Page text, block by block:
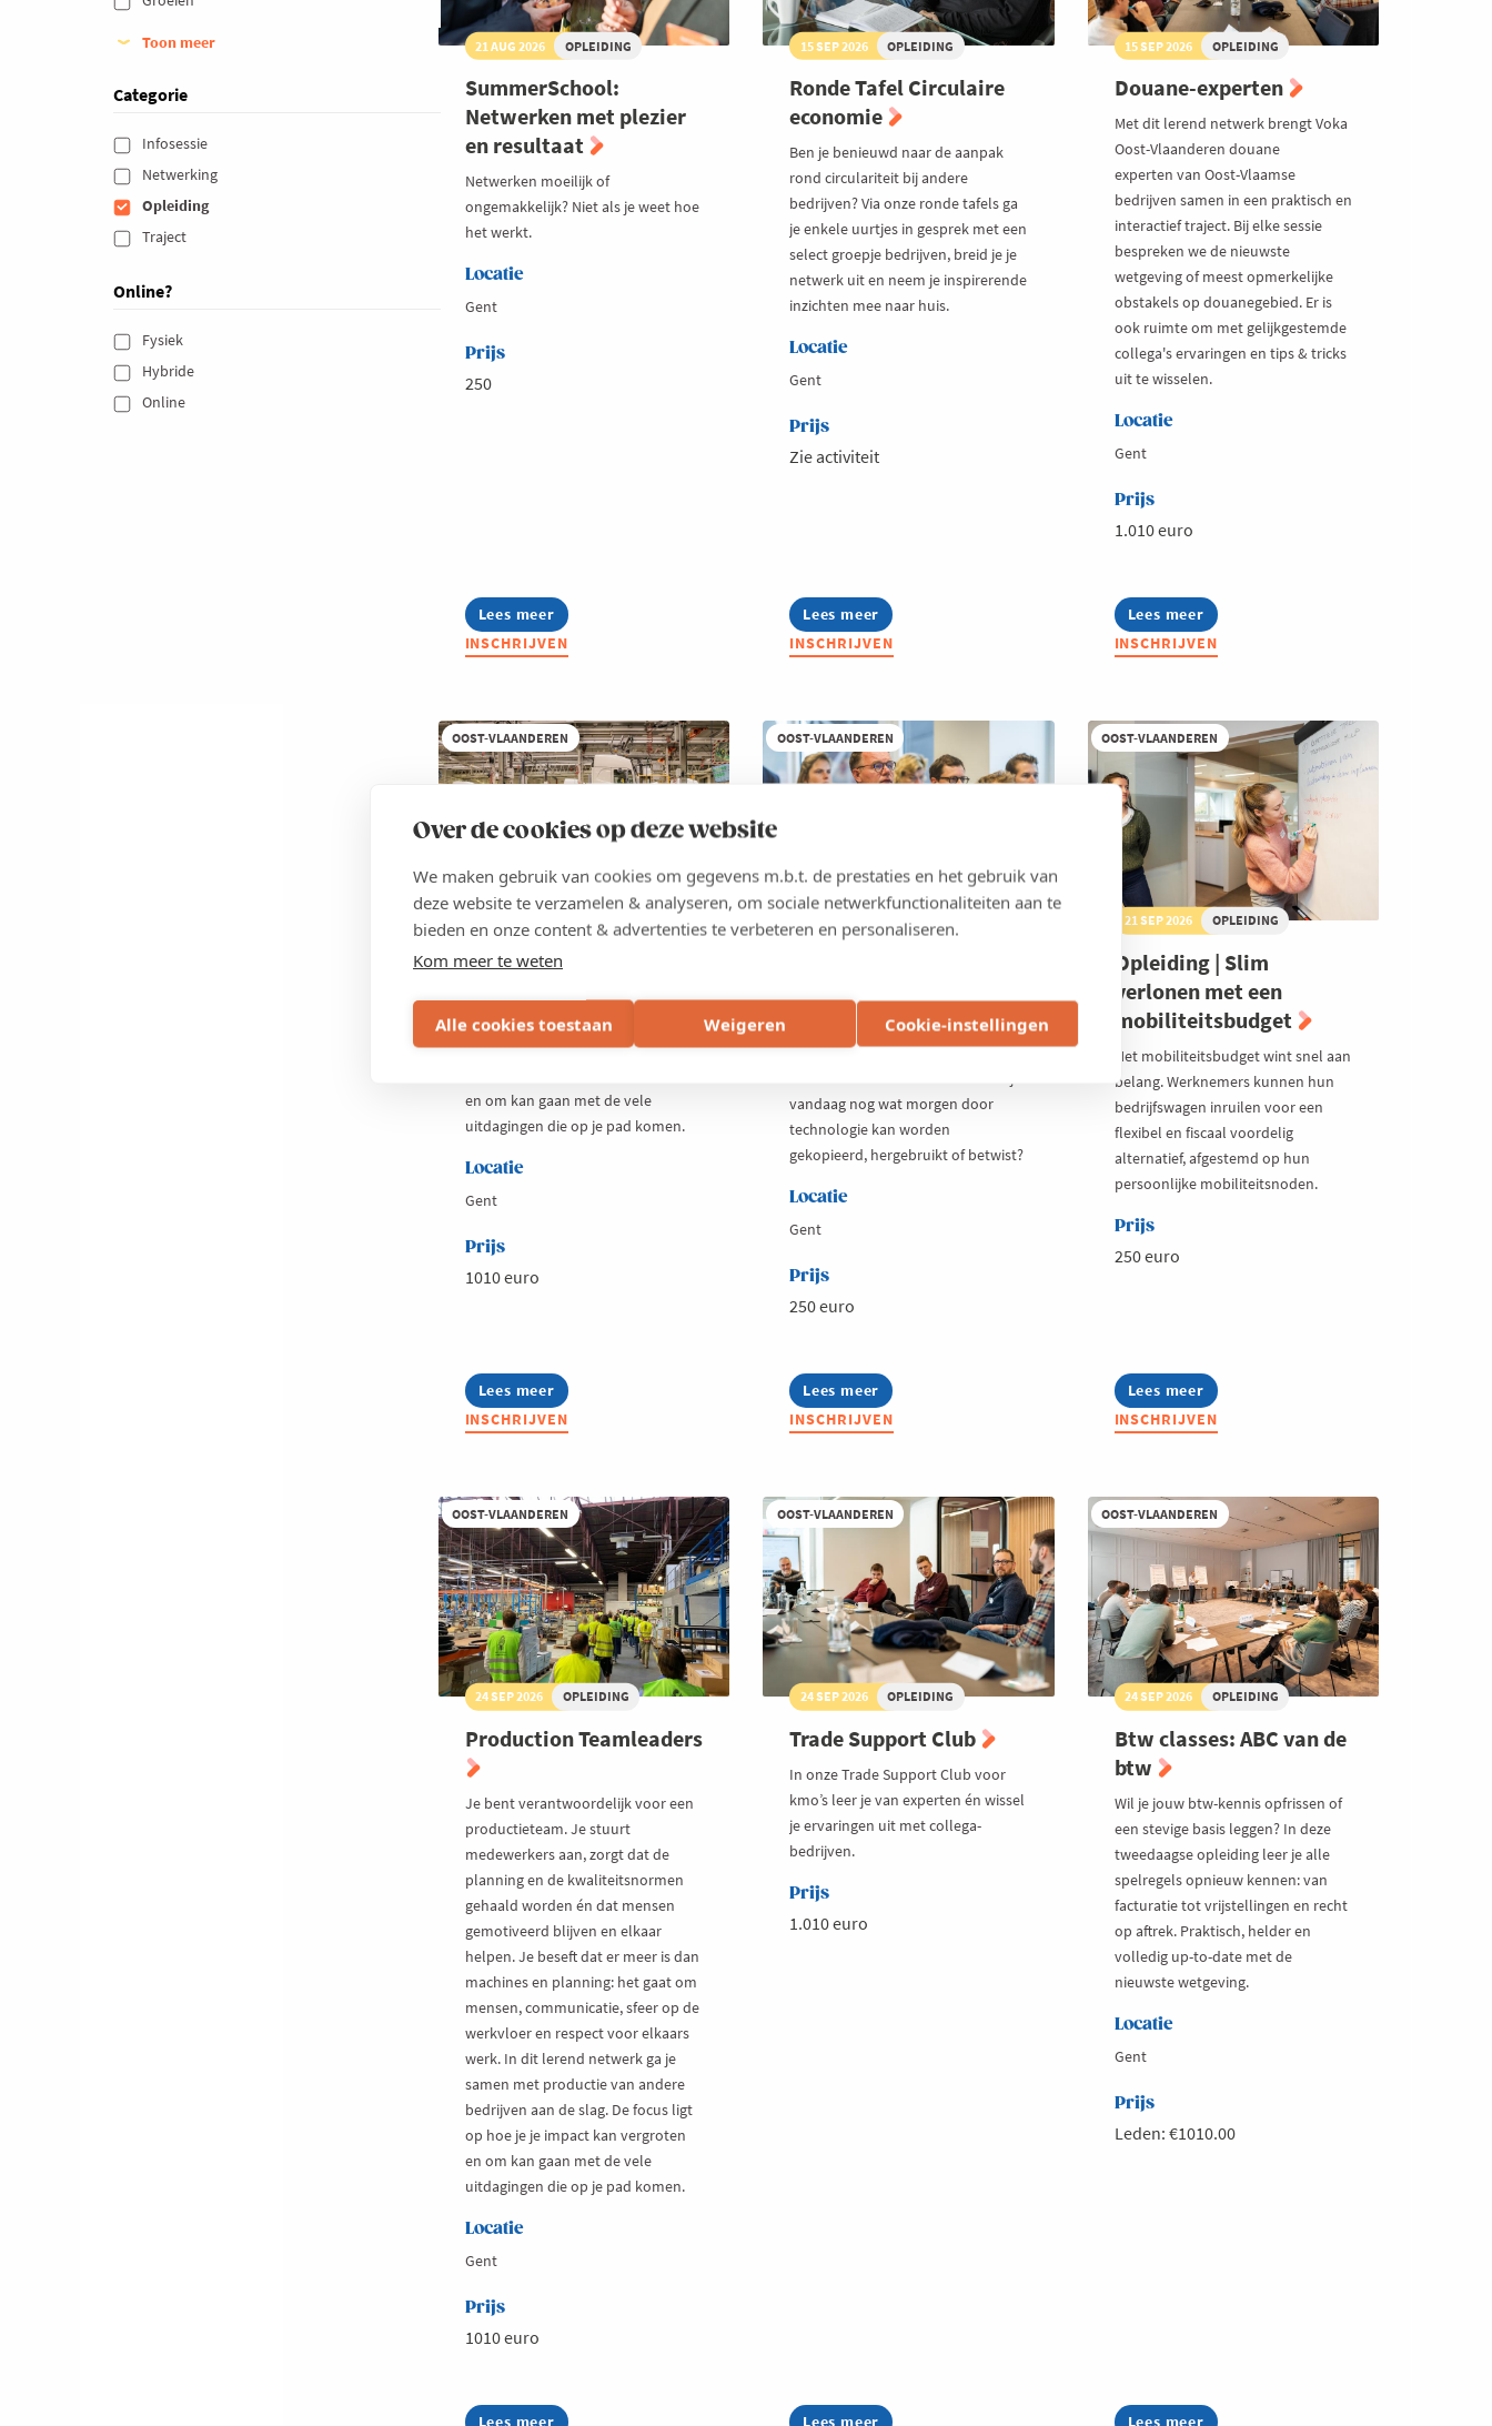
Over de cookies op deze website
We maken gebruik van cookies om gegevens m.b.t. de prestaties en het gebruik van
deze website te verzamelen & analyseren, om sociale netwerkfunctionaliteiten aan te
bieden en onze content & advertenties te verbeteren en personaliseren.
Kom meer te weten
Alle cookies toestaan Weigeren Cookie-instellingen
Toon meer
Categorie
Infosessie
Netwerking
Opleiding
Traject
Online?
Fysiek
Hybride
Online
21 AUG 2026 OPLEIDING
SummerSchool:
Netwerken met plezier
en resultaat
Netwerken moeilijk of
ongemakkelijk? Niet als je weet hoe
het werkt.
Locatie
Gent
Prijs
250
Lees meer
about
SummerSchool:
Netwerken
resultaat
INSCHRIJVEN
15 SEP 2026 OPLEIDING
Ronde Tafel Circulaire
economie
Ben je benieuwd naar de aanpak
rond circulariteit bij andere
bedrijven? Via onze ronde tafels ga
je enkele uurtjes in gesprek met een
select groepje bedrijven, breid je je
netwerk uit en neem je inspirerende
inzichten mee naar huis.
Locatie
Gent
Prijs
Zie activiteit
Lees meer
about
Ronde
Tafel
INSCHRIJVEN
15 SEP 2026 OPLEIDING
Douane-experten
Met dit lerend netwerk brengt Voka
Oost-Vlaanderen douane
experten van Oost-Vlaamse
bedrijven samen in een praktisch en
interactief traject. Bij elke sessie
bespreken we de nieuwste
wetgeving of meest opmerkelijke
obstakels op douanegebied. Er is
ook ruimte om met gelijkgestemde
collega's ervaringen en tips & tricks
uit te wisselen.
Locatie
Gent
Prijs
1.010 euro
Lees meer
about
Douane-
experten
INSCHRIJVEN
OOST-VLAANDEREN
OPLEIDING
Productiemanagers
In dit lerend netwerk ga je samen
met productiemanagers van andere
bedrijven aan de slag. De focus ligt
en om kan gaan met de vele
uitdagingen die op je pad komen.
Locatie
Gent
Prijs
1010 euro
Lees meer
about
Productiemanagers
INSCHRIJVEN
OOST-VLAANDEREN
OPLEIDING
AI verandert razendsnel hoe
bedrijven creëren, innoveren en
vandaag nog wat morgen door
technologie kan worden
gekopieerd, hergebruikt of betwist?
Locatie
Gent
Prijs
250 euro
Lees meer
about
Bescherm
wat
kopiëren
INSCHRIJVEN
OOST-VLAANDEREN
21 SEP 2026 OPLEIDING
Opleiding | Slim
verlonen met een
mobiliteitsbudget
Het mobiliteitsbudget wint snel aan
belang. Werknemers kunnen hun
bedrijfswagen inruilen voor een
flexibel en fiscaal voordelig
alternatief, afgestemd op hun
persoonlijke mobiliteitsnoden.
Prijs
250 euro
Lees meer
about
Opleiding
|
een
mobiliteitsbudget
INSCHRIJVEN
OOST-VLAANDEREN
24 SEP 2026 OPLEIDING
Production Teamleaders
Je bent verantwoordelijk voor een
productieteam. Je stuurt
medewerkers aan, zorgt dat de
planning en de kwaliteitsnormen
gehaald worden én dat mensen
gemotiveerd blijven en elkaar
helpen. Je beseft dat er meer is dan
machines en planning: het gaat om
mensen, communicatie, sfeer op de
werkvloer en respect voor elkaars
werk. In dit lerend netwerk ga je
samen met productie van andere
bedrijven aan de slag. De focus ligt
op hoe je je impact kan vergroten
en om kan gaan met de vele
uitdagingen die op je pad komen.
Locatie
Gent
Prijs
1010 euro
Lees meer
about
OOST-VLAANDEREN
24 SEP 2026 OPLEIDING
Trade Support Club
In onze Trade Support Club voor
kmo’s leer je van experten én wissel
je ervaringen uit met collega-
bedrijven.
Prijs
1.010 euro
Lees meer
about
OOST-VLAANDEREN
24 SEP 2026 OPLEIDING
Btw classes: ABC van de
btw
Wil je jouw btw-kennis opfrissen of
een stevige basis leggen? In deze
tweedaagse opleiding leer je alle
spelregels opnieuw kennen: van
facturatie tot vrijstellingen en recht
op aftrek. Praktisch, helder en
volledig up-to-date met de
nieuwste wetgeving.
Locatie
Gent
Prijs
Leden: €1010.00
Lees meer
about